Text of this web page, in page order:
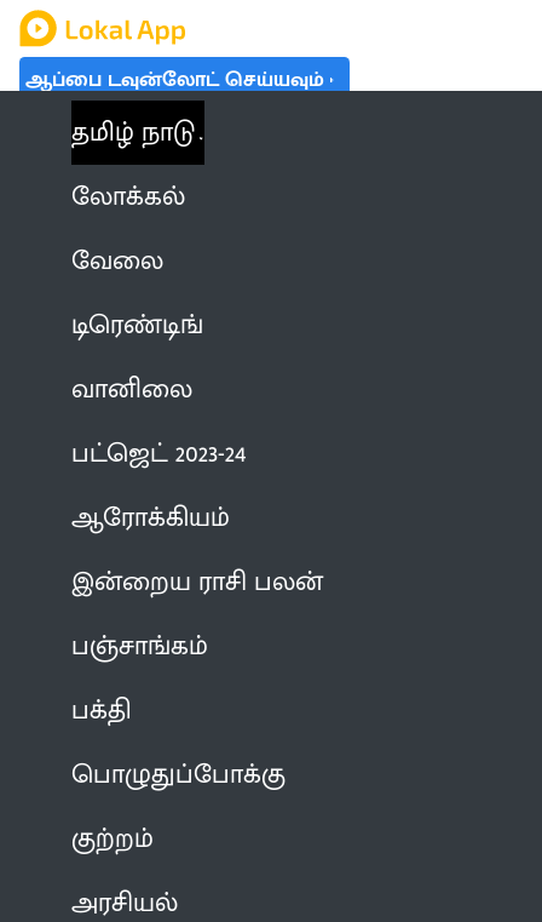
ஆப்பை டவுன்லோட் செய்யவும்
தமிழ் நாடு
லோக்கல்
வேலை
டிரெண்டிங்
வானிலை
பட்ஜெட் 2023-24
ஆரோக்கியம்
இன்றைய ராசி பலன்
பஞ்சாங்கம்
பக்தி
பொழுதுப்போக்கு
குற்றம்
அரசியல்